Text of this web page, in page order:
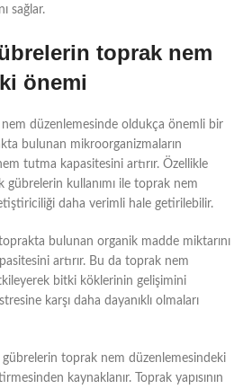
sağlar.
toprak nem
önemi
düzenlemesinde oldukça önemli bir
bulunan mikroorganizmaların
tutma kapasitesini artırır. Özellikle
kullanımı ile toprak nem
daha verimli hale getirilebilir.
bulunan organik madde miktarını
artırır. Bu da toprak nem
bitki köklerinin gelişimini
karşı daha dayanıklı olmaları
gübrelerin toprak nem düzenlemesindeki
kaynaklanır. Toprak yapısının